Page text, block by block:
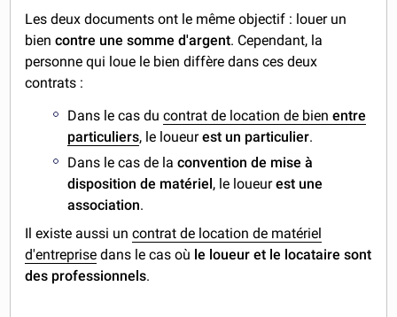
Les deux documents ont le même objectif : louer un
biencontre une somme d'argent. Cependant, la
personne qui loue le bien diffère dans ces deux
contrats :
Dans le cas ducontrat de location de bienentre
particuliers, le loueurest un particulier.
Dans le cas de laconvention de mise à
disposition de matériel, le loueurest une
association.
Il existe aussi uncontrat de location de matériel
d'entreprise dans le cas où le loueur et le locataire sont
des professionnels.